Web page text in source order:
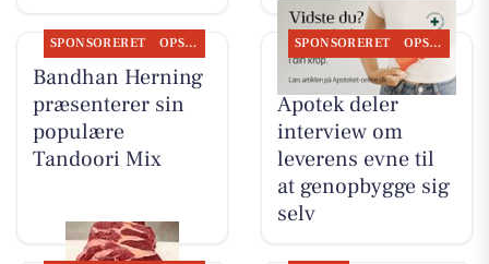
SPONSORERET OPSLAGSTAVLEN
Bandhan Herning
præsenterer sin
populære
Tandoori Mix
SPONSORERET OPSLAGSTAVLEN
Herning Løve
Apotek deler
interview om
leverens evne til
at genopbygge sig
selv